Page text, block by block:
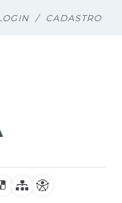
/ CADASTRO